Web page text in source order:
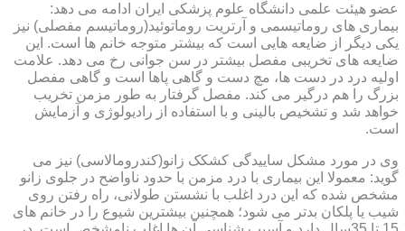
عضو هیئت علمی دانشگاه علوم پزشکی ایران ادامه می دهد:
بیماری های روماتیسمی و آرتریت روماتوئید(روماتیسم مفصلی) نیز
یکی دیگر از ضایعه هایی است که بیشتر متوجه خانم ها است. این
ضایعه های تخریبی مفصل بیشتر در سن جوانی رخ می دهد. علامت
اولیه درد در دست ها، مچ دست و گاهی پاها است و گاهی مفصل
بزرگ را هم درگیر می کند. مفصل گرفتار به طور مزمن تخریب
خواهد شد و تشخیص بالینی و با استفاده از رادیولوژی و آزمایش
است.
وی در مورد مشکل ساییدگی کشکک زانو(کندرومالاسی) نیز می
گوید: معمولا این بیماری با درد مزمن با حدود ناواضح در جلوی زانو
مشخص شده که این درد اغلب با نشستن طولانی، راه رفتن روی
شیب یا پلکان بدتر می شود؛ همچنین بیشترین شیوع را در خانم های